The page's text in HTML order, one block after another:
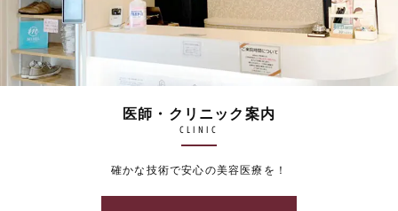
2026.06.29 おすすめプラン
【7月限定】メソナJ トータルアンチエイジングコース20%OFF
キャンペーン
医師・クリニック案内
CLINIC
確かな技術で安心の美容医療を！